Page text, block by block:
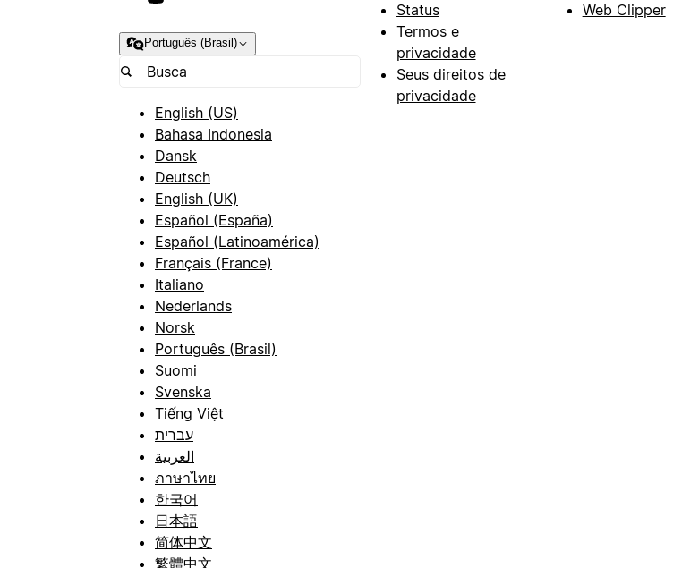
Português (Brasil)
English (US)
Bahasa Indonesia
Dansk
Deutsch
English (UK)
Español (España)
Español (Latinoamérica)
Français (France)
Italiano
Nederlands
Norsk
Português (Brasil)
Suomi
Svenska
Tiếng Việt
עברית
العربية
ภาษาไทย
한국어
日本語
简体中文
繁體中文
Status
Termos e
privacidade
Seus direitos de
privacidade
Web Clipper